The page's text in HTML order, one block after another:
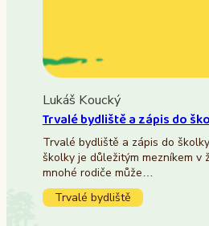
Lukáš Koucký
Trvalé bydliště a zápis do
Trvalé bydliště a zápis do
školky je důležitým mezníkem v
mnohé rodiče může…
Trvalé bydliště